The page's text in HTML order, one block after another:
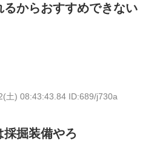
るからおすすめできない
土) 08:43:43.84 ID:689/j730a
掘装備やろ